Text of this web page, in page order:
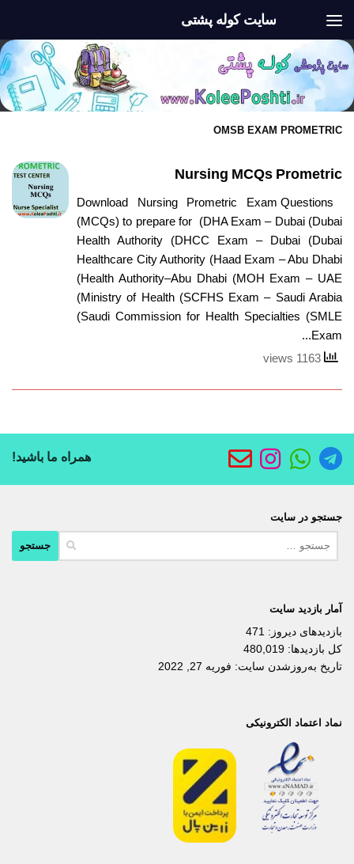
سایت کوله پشتی
OMSB EXAM PROMETRIC
Nursing MCQs Prometric
Download Nursing Prometric Exam Questions
(MCQs) to prepare for (DHA Exam – Dubai (Dubai
Health Authority (DHCC Exam – Dubai (Dubai
Healthcare City Authority (Haad Exam – Abu Dhabi
(Health Authority–Abu Dhabi (MOH Exam – UAE
(Ministry of Health (SCFHS Exam – Saudi Arabia
(Saudi Commission for Health Specialties (SMLE
Exam...
همراه ما باشید!
جستجو در سایت
آمار بازدید سایت
بازدیدهای دیروز: 471
کل بازدیدها: 480,019
تاریخ به‌روزشدن سایت: فوریه 27, 2022
نماد اعتماد الکترونیکی